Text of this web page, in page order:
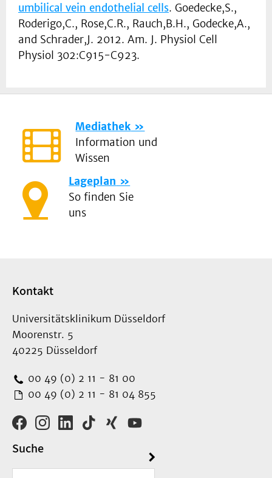
umbilical vein endothelial cells. Goedecke,S.,
Roderigo,C., Rose,C.R., Rauch,B.H., Godecke,A.,
and Schrader,J. 2012. Am. J. Physiol Cell
Physiol 302:C915-C923.
Mediathek
Information und
Wissen
Lageplan
So finden Sie
uns
Kontakt
Universitätsklinikum Düsseldorf
Moorenstr. 5
40225 Düsseldorf
00 49 (0) 2 11 - 81 00
00 49 (0) 2 11 - 81 04 855
Suche